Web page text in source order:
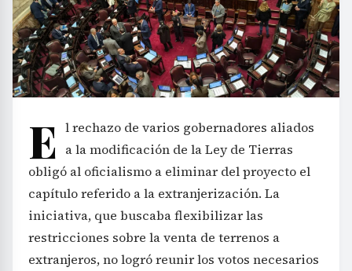
E l rechazo de varios gobernadores aliados
a la modificación de la Ley de Tierras
obligó al oficialismo a eliminar del proyecto el
capítulo referido a la extranjerización. La
iniciativa, que buscaba flexibilizar las
restricciones sobre la venta de terrenos a
extranjeros, no logró reunir los votos necesarios